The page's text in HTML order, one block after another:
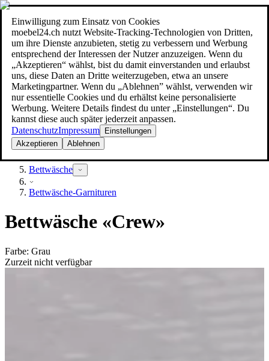
Einwilligung zum Einsatz von Cookies
moebel24.ch nutzt Website-Tracking-Technologien von Dritten,
um ihre Dienste anzubieten, stetig zu verbessern und Werbung
entsprechend der Interessen der Nutzer anzuzeigen. Wenn du
„Akzeptieren“ wählst, bist du damit einverstanden und erlaubst
uns, diese Daten an Dritte weiterzugeben, etwa an unsere
Marketingpartner. Wenn du „Ablehnen” wählst, verwenden wir
nur essentielle Cookies und du erhältst keine personalisierte
Werbung. Weitere Details findest du unter „Einstellungen“. Du
kannst diese auch später jederzeit anpassen.
DatenschutzImpressum
Einstellungen
Akzeptieren
Ablehnen
Suche
moebel dir den besten Preis!moebel dir den besten Preis!
Heimtextilien
Bettwäsche
Bettwäsche-Garnituren
Bettwäsche «Crew»
Farbe: Grau
Zurzeit nicht verfügbar